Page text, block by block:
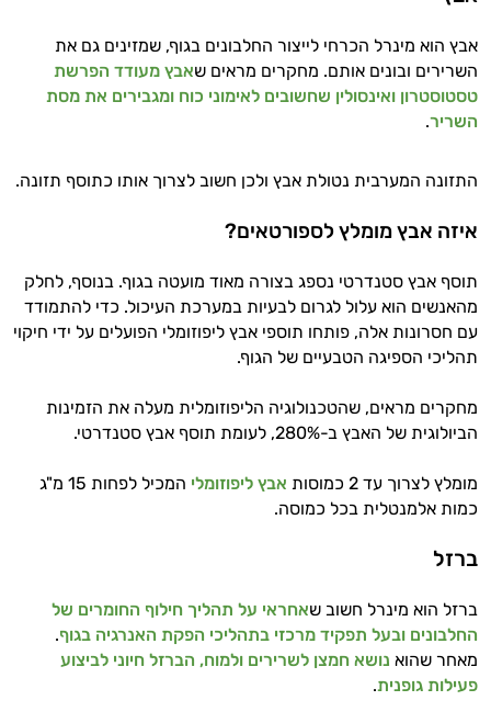
אבץ הוא מינרל הכרחי לייצור החלבונים בגוף, שמזינים גם את
השרירים ובונים אותם. מחקרים מראים שאבץ מעודד הפרשת
טסטוסטרון ואינסולין שחשובים לאימוני כוח ומגבירים את מסת
השריר.
התזונה המערבית נטולת אבץ ולכן חשוב לצרוך אותו כתוסף תזונה.
איזה אבץ מומלץ לספורטאים?
תוסף אבץ סטנדרטי נספג בצורה מאוד מועטה בגוף. בנוסף, לחלק
מהאנשים הוא עלול לגרום לבעיות במערכת העיכול. כדי להתמודד
עם חסרונות אלה, פותחו תוספי אבץ ליפוזומלי הפועלים על ידי חיקוי
תהליכי הספיגה הטבעיים של הגוף.
מחקרים מראים, שהטכנולוגיה הליפוזומלית מעלה את הזמינות
הביולוגית של האבץ ב-280%, לעומת תוסף אבץ סטנדרטי.
מומלץ לצרוך עד 2 כמוסות אבץ ליפוזומלי
המכיל לפחות 15 מ"ג
כמות אלמנטלית בכל כמוסה.
ברזל
ברזל הוא מינרל חשוב שאחראי על תהליך חילוף החומרים של
החלבונים ובעל תפקיד מרכזי בתהליכי הפקת האנרגיה בגוף.
מאחר שהוא נושא חמצן לשרירים ולמוח, הברזל חיוני לביצוע
פעילות גופנית.
אני יועץ הבריאות האישי AI של טבע בריא.
התשובות שלי מבוססות על מאגרי מידע קליניים
ותזונת הספורט.
אני כאן כדי לעזור לך להתאים את תוספי
התזונה ומוצרי הבריאות המדויקים למטרות
עובדים יחד כדי למקסם תוצאות גם בחיי היום
יום וגם בתחום הכושר והספורט.
המטרה שלי היא להתאים עבורך המלצות
אישיות מבוססות מדעית.